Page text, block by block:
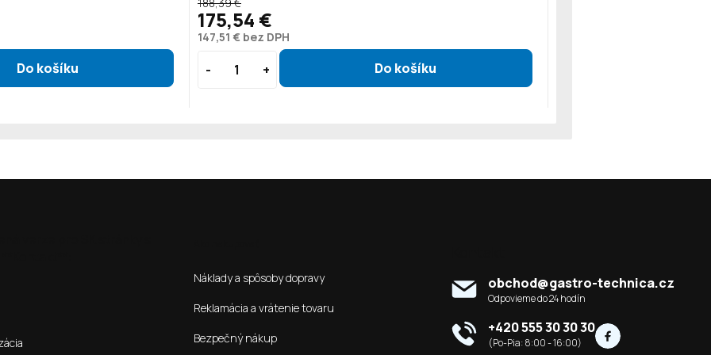
147,51 € bez DPH
175,54 €
Náklady a spôsoby dopravy
Reklamácia a vrátenie tovaru
Bezpečný nákup
obchod@gastro-technica.cz
+420 555 30 30 30